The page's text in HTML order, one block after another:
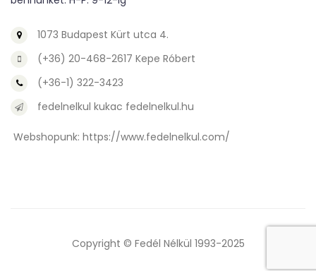
1073 Budapest Kürt utca 4.
(+36) 20-468-2617 Kepe Róbert
(+36-1) 322-3423
fedelnelkul kukac fedelnelkul.hu
Webshopunk: https://www.fedelnelkul.com/
Copyright © Fedél Nélkül 1993-2025